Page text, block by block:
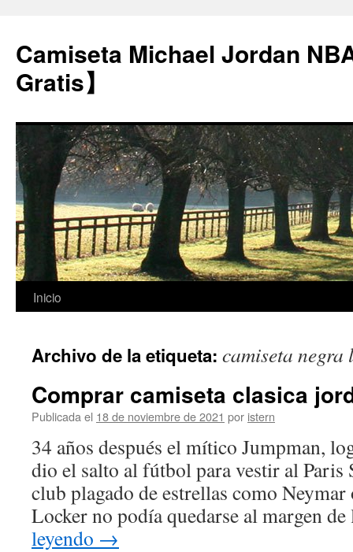
Camiseta Michael Jordan
Gratis】
Saltar
contenido
Inicio
Archivo de la etiqueta: camiseta negra
Comprar camiseta clasica
Publicada el 18 de noviembre de 2021 por istern
34 años después el mítico Jumpman,
dio el salto al fútbol para vestir al Paris
club plagado de estrellas como
Locker no podía quedarse al margen
leyendo →